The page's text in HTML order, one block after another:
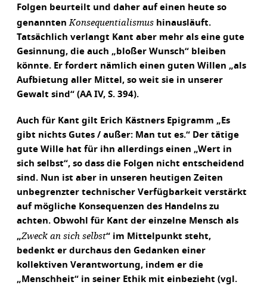
Folgen beurteilt und daher auf einen heute so
genanntenKonsequentialismus hinausläuft.
Tatsächlich verlangt Kant aber mehr als eine gute
Gesinnung, die auch „bloßer Wunsch“ bleiben
könnte. Er fordert nämlich einen guten Willen „als
Aufbietung aller Mittel, so weit sie in unserer
Gewalt sind“ (AA IV, S. 394).
Auch für Kant gilt Erich Kästners Epigramm „Es
gibt nichts Gutes / außer: Man tut es.“ Der tätige
gute Wille hat für ihn allerdings einen „Wert in
sich selbst“, so dass die Folgen nicht entscheidend
sind. Nun ist aber in unseren heutigen Zeiten
unbegrenzter technischer Verfügbarkeit verstärkt
auf mögliche Konsequenzen des Handelns zu
achten. Obwohl für Kant der einzelne Mensch als
„Zweck an sich selbst“ im Mittelpunkt steht,
bedenkt er durchaus den Gedanken einer
kollektiven Verantwortung, indem er die
„Menschheit“ in seiner Ethik mit einbezieht (vgl.